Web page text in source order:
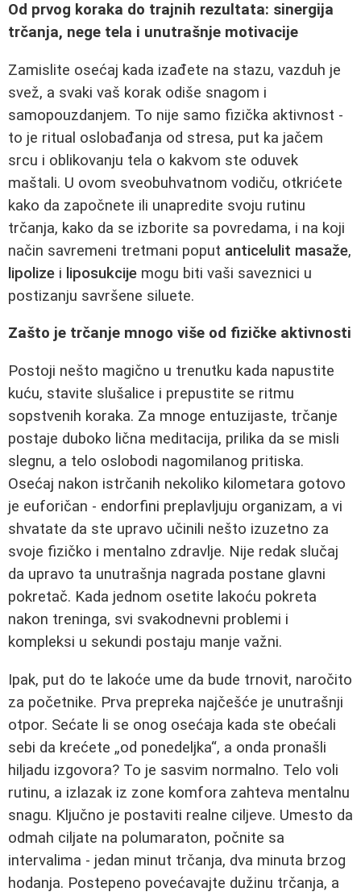
Od prvog koraka do trajnih rezultata: sinergija
trčanja, nege tela i unutrašnje motivacije
Zamislite osećaj kada izađete na stazu, vazduh je
svež, a svaki vaš korak odiše snagom i
samopouzdanjem. To nije samo fizička aktivnost -
to je ritual oslobađanja od stresa, put ka jačem
srcu i oblikovanju tela o kakvom ste oduvek
maštali. U ovom sveobuhvatnom vodiču, otkrićete
kako da započnete ili unapredite svoju rutinu
trčanja, kako da se izborite sa povredama, i na koji
način savremeni tretmani poput anticelulit masaže,
lipolize i liposukcije mogu biti vaši saveznici u
postizanju savršene siluete.
Zašto je trčanje mnogo više od fizičke aktivnosti
Postoji nešto magično u trenutku kada napustite
kuću, stavite slušalice i prepustite se ritmu
sopstvenih koraka. Za mnoge entuzijaste, trčanje
postaje duboko lična meditacija, prilika da se misli
slegnu, a telo oslobodi nagomilanog pritiska.
Osećaj nakon istrčanih nekoliko kilometara gotovo
je euforičan - endorfini preplavljuju organizam, a vi
shvatate da ste upravo učinili nešto izuzetno za
svoje fizičko i mentalno zdravlje. Nije redak slučaj
da upravo ta unutrašnja nagrada postane glavni
pokretač. Kada jednom osetite lakoću pokreta
nakon treninga, svi svakodnevni problemi i
kompleksi u sekundi postaju manje važni.
Ipak, put do te lakoće ume da bude trnovit, naročito
za početnike. Prva prepreka najčešće je unutrašnji
otpor. Sećate li se onog osećaja kada ste obećali
sebi da krećete „od ponedeljka“, a onda pronašli
hiljadu izgovora? To je sasvim normalno. Telo voli
rutinu, a izlazak iz zone komfora zahteva mentalnu
snagu. Ključno je postaviti realne ciljeve. Umesto da
odmah ciljate na polumaraton, počnite sa
intervalima - jedan minut trčanja, dva minuta brzog
hodanja. Postepeno povećavajte dužinu trčanja, a